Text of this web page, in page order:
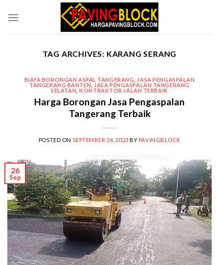
TAG ARCHIVES: KARANG SERANG
BIAYA BORONGAN ASPAL TANGERANG
JASA PENGASPALAN
TANGERANG BANTEN
JASA PENGASPALAN TANGERANG
SELATAN ,KONTRAKTOR JALAN TERBAIK
Harga Borongan Jasa Pengaspalan
Tangerang Terbaik
POSTED ON SEPTEMBER 26, 2023 BY PAVINGBLOCK
26
Sep